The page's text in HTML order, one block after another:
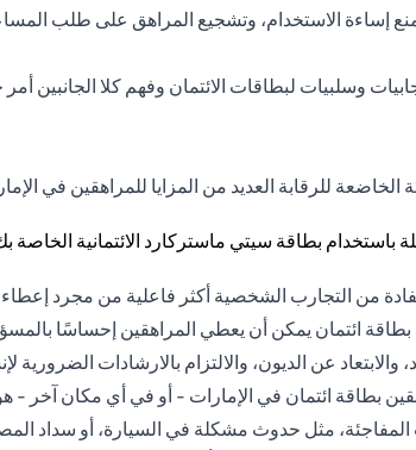
إساءة الاستخدام، وتشجيع المراهق على طلب
وسلبيات لبطاقات الائتمان وفهم كلا الجانبين
للرقابة العديد من المزايا للمراهقين في
من التجارب الشخصية أكثر فاعلية من مجرد
بطاقة ائتمان يمكن أن يعطي المراهقين إحساسًا
عن الديون، والالتزام بالارشادات الضرورية
بطاقة ائتمان في الإمارات - أو في أي مكان آخر - هو
المفاجئة، مثل حدوث مشكلة في السيارة، أو سداد